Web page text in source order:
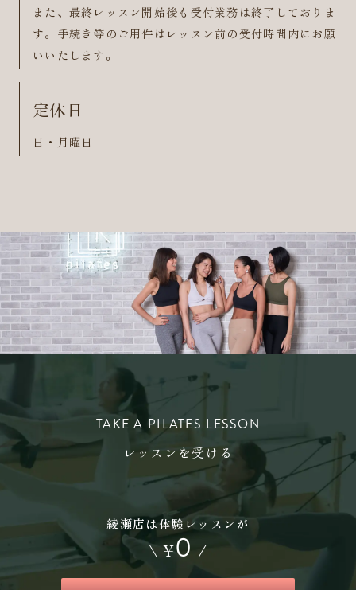
また、最終レッスン開始後も受付業務は終了しておりま
す。手続き等のご用件はレッスン前の受付時間内にお願
いいたします。
定休日
日・月曜日
TAKE A PILATES LESSON
レッスンを受ける
綾瀬店は体験レッスンが
\¥0 /